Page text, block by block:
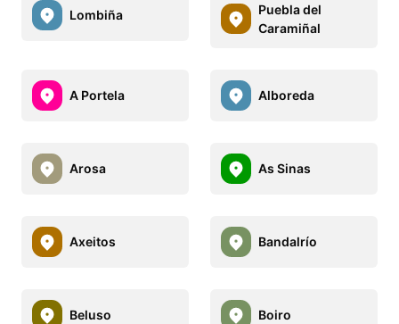
Lombiña
Puebla del
Caramiñal
A Portela Alboreda
Arosa As Sinas
Axeitos Bandalrío
Beluso Boiro